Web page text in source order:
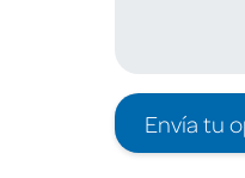
Envía tu